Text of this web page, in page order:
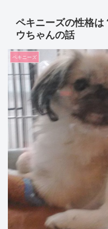
ペキニーズの性格
ウちゃんの話
ペキニーズ